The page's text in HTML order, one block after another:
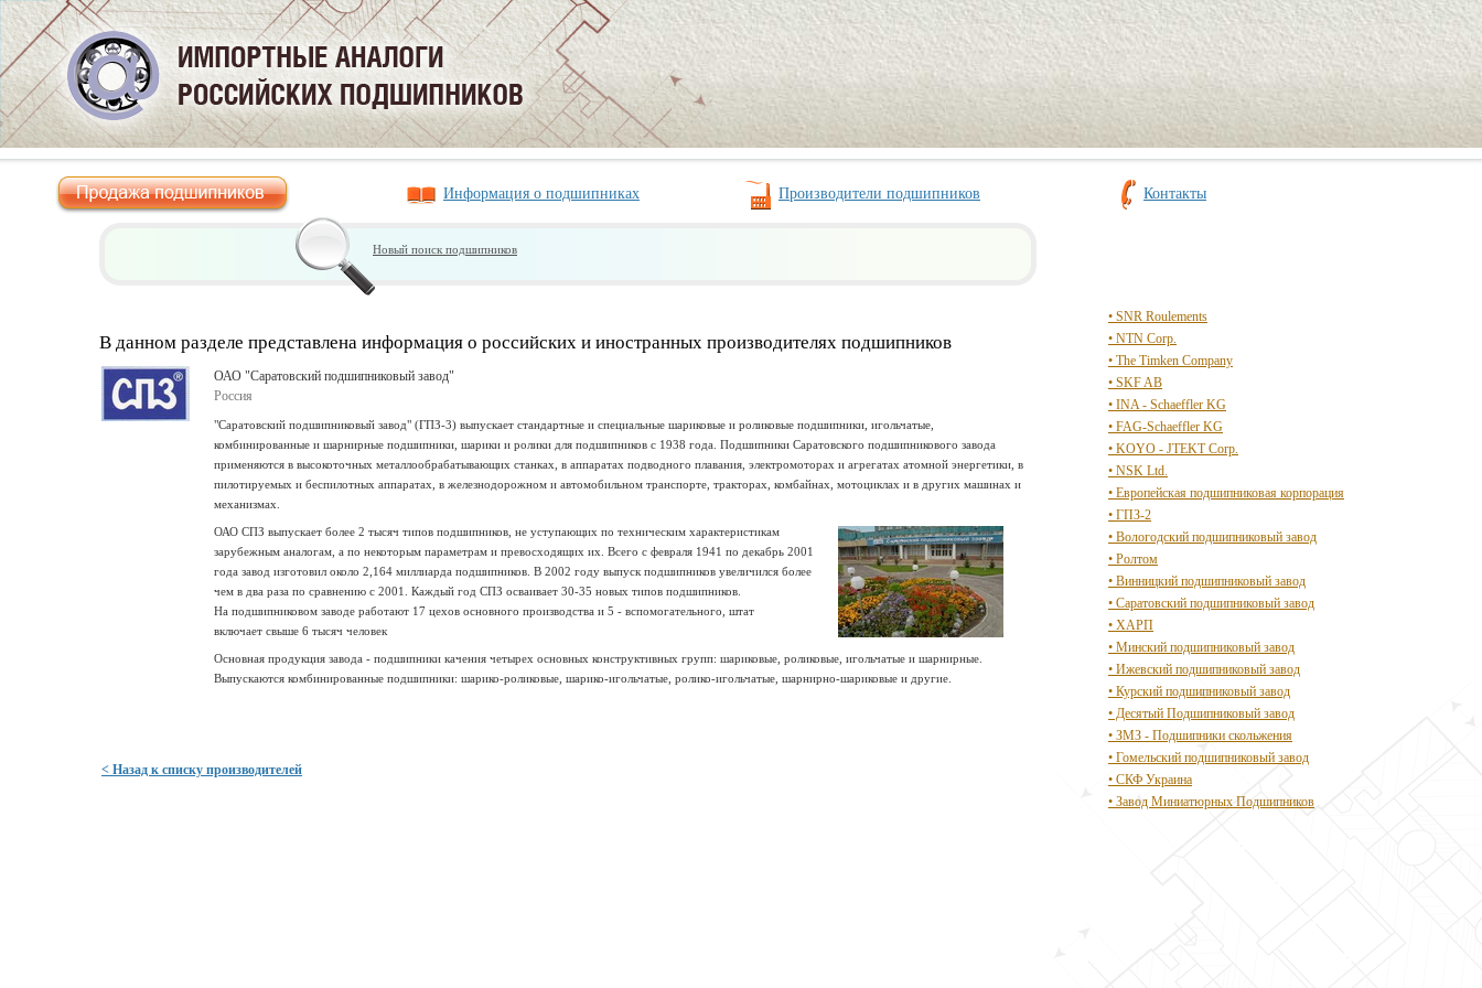
Информация о подшипниках Производители подшипников Контакты
Новый поиск подшипников
В данном разделе представлена информация о российских и иностранных производителях подшипников
ОАО "Саратовский подшипниковый завод"
Россия
"Саратовский подшипниковый завод" (ГПЗ-3) выпускает стандартные и специальные шариковые и роликовые подшипники, игольчатые,
комбинированные и шарнирные подшипники, шарики и ролики для подшипников с 1938 года. Подшипники Саратовского подшипникового завода
применяются в высокоточных металлообрабатывающих станках, в аппаратах подводного плавания, электромоторах и агрегатах атомной энергетики, в
пилотируемых и беспилотных аппаратах, в железнодорожном и автомобильном транспорте, тракторах, комбайнах, мотоциклах и в других машинах и
механизмах.
ОАО СПЗ выпускает более 2 тысяч типов подшипников, не уступающих по техническим характеристикам
зарубежным аналогам, а по некоторым параметрам и превосходящих их. Всего с февраля 1941 по декабрь 2001
года завод изготовил около 2,164 миллиарда подшипников. В 2002 году выпуск подшипников увеличился более
чем в два раза по сравнению с 2001. Каждый год СПЗ осваивает 30-35 новых типов подшипников.
На подшипниковом заводе работают 17 цехов основного производства и 5 - вспомогательного, штат
включает свыше 6 тысяч человек
Основная продукция завода - подшипники качения четырех основных конструктивных групп: шариковые, роликовые, игольчатые и шарнирные.
Выпускаются комбинированные подшипники: шарико-роликовые, шарико-игольчатые, ролико-игольчатые, шарнирно-шариковые и другие.
< Назад к списку производителей
• SNR Roulements
• NTN Corp.
• The Timken Company
• SKF AB
• INA - Schaeffler KG
• FAG-Schaeffler KG
• KOYO - JTEKT Corp.
• NSK Ltd.
• Европейская подшипниковая корпорация
• ГПЗ-2
• Вологодский подшипниковый завод
• Ролтом
• Винницкий подшипниковый завод
• Саратовский подшипниковый завод
• ХАРП
• Минский подшипниковый завод
• Ижевский подшипниковый завод
• Курский подшипниковый завод
• Десятый Подшипниковый завод
• ЗМЗ - Подшипники скольжения
• Гомельский подшипниковый завод
• СКФ Украина
• Завод Миниатюрных Подшипников